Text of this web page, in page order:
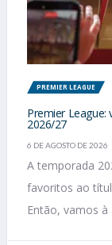
PREMIER LEAGUE
Premier
2026/27
6 DE AGOSTO DE 2026
A temporada
favoritos ao
Então, vamos à